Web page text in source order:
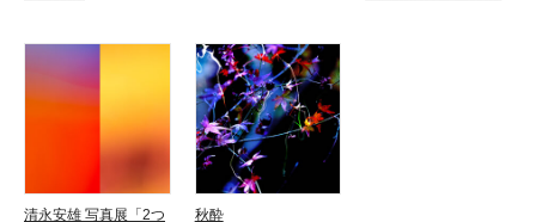
清永安雄 写真展「2つ
秋酔